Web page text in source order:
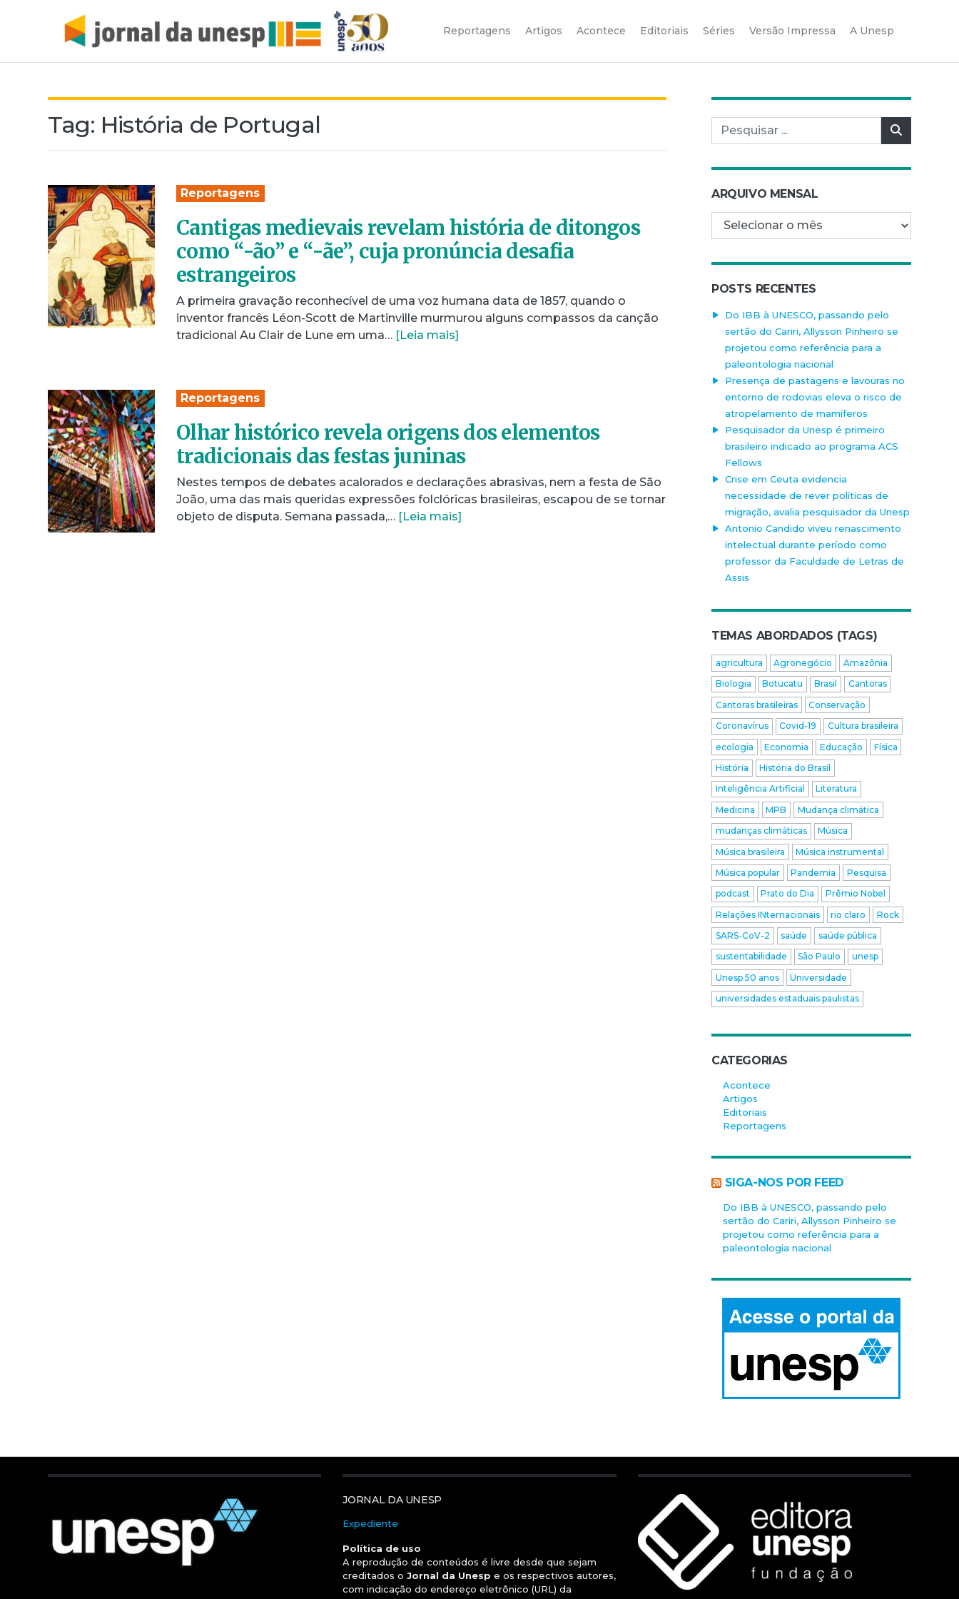
Reportagens Artigos Acontece Editoriais Séries Versão Impressa A Unesp
Tag: História de Portugal
Reportagens
Cantigas medievais revelam história de ditongos
como “-ão” e “-ãe”, cuja pronúncia desafia
estrangeiros
A primeira gravação reconhecível de uma voz humana data de 1857, quando o
inventor francês Léon-Scott de Martinville murmurou alguns compassos da canção
tradicional Au Clair de Lune em uma… [Leia mais]
Reportagens
Olhar histórico revela origens dos elementos
tradicionais das festas juninas
Nestes tempos de debates acalorados e declarações abrasivas, nem a festa de São
João, uma das mais queridas expressões folclóricas brasileiras, escapou de se tornar
objeto de disputa. Semana passada,… [Leia mais]
Pesquisar por:
ARQUIVO MENSAL
Arquivo mensal
POSTS RECENTES
Do IBB à UNESCO, passando pelo
sertão do Cariri, Allysson Pinheiro se
projetou como referência para a
paleontologia nacional
Presença de pastagens e lavouras no
entorno de rodovias eleva o risco de
atropelamento de mamíferos
Pesquisador da Unesp é primeiro
brasileiro indicado ao programa ACS
Fellows
Crise em Ceuta evidencia
necessidade de rever políticas de
migração, avalia pesquisador da Unesp
Antonio Candido viveu renascimento
intelectual durante período como
professor da Faculdade de Letras de
Assis
TEMAS ABORDADOS (TAGS)
agricultura Agronegócio
Amazônia
Biologia
Botucatu Brasil
Cantoras
Cantoras brasileiras
Conservação
Coronavírus
Covid-19
Cultura brasileira
ecologia
Economia Educação
Física
História
História do Brasil
Inteligência Artificial
Literatura
Medicina
MPB
Mudança climática
mudanças climáticas
Música
Música brasileira
Música instrumental
Música popular
Pandemia
Pesquisa
podcast
Prato do Dia
Prêmio Nobel
Relações INternacionais
rio claro
Rock
SARS-CoV-2
saúde
saúde pública
sustentabilidade
São Paulo
unesp
Unesp 50 anos
Universidade
universidades estaduais paulistas
CATEGORIAS
Acontece
Artigos
Editoriais
Reportagens
SIGA-NOS POR FEED
Do IBB à UNESCO, passando pelo
sertão do Cariri, Allysson Pinheiro se
projetou como referência para a
paleontologia nacional
JORNAL DA UNESP
Expediente
Política de uso
A reprodução de conteúdos é livre desde que sejam
creditados oJornal da Unesp e os respectivos autores,
com indicação do endereço eletrônico (URL) da